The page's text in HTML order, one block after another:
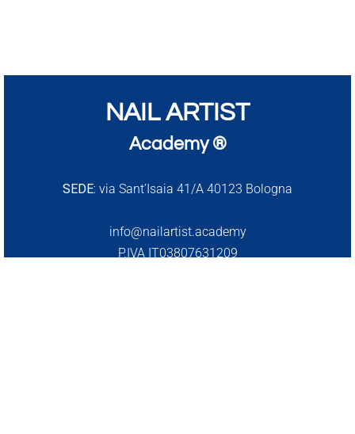
NAIL ARTIST
Academy ®
SEDE: via Sant’Isaia 41/A 40123 Bologna
info@nailartist.academy
P.IVA IT03807631209